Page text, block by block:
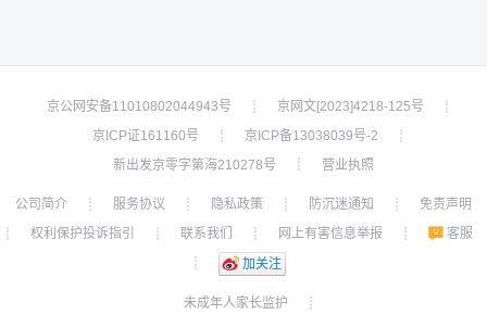
京公网安备11010802044943号 ┊ 京网文[2023]4218-125号
┊
京ICP证161160号
┊ 京ICP备13038039号-2
┊
新出发京零字第海210278号
┊ 营业执照
公司简介 ┊ 服务协议 ┊ 隐私政策 ┊ 防沉迷通知 ┊
免责声明
┊
权利保护投诉指引 ┊ 联系我们 ┊ 网上有害信息举报 ┊
客服
┊
加关注
未成年人家长监护
┊